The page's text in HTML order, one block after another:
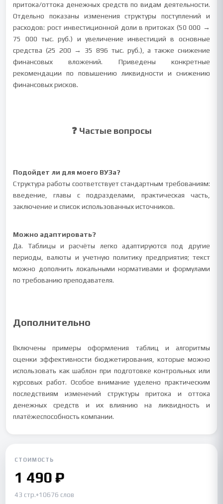
притока/оттока денежных средств по видам деятельности.
Отдельно показаны изменения структуры поступлений и
расходов: рост инвестиционной доли в притоках (50 000 →
75 000 тыс. руб.) и увеличение инвестиций в основные
средства (25 200 → 35 896 тыс. руб.), а также снижение
финансовых вложений. Приведены конкретные
рекомендации по повышению ликвидности и снижению
финансовых рисков.
❓ Частые вопросы
Подойдет ли для моего ВУЗа?
Структура работы соответствует стандартным требованиям:
введение, главы с подразделами, практическая часть,
заключение и список использованных источников.
Можно адаптировать?
Да. Таблицы и расчёты легко адаптируются под другие
периоды, валюты и учетную политику предприятия; текст
можно дополнить локальными нормативами и формулами
по требованию преподавателя.
Дополнительно
Включены примеры оформления таблиц и алгоритмы
оценки эффективности бюджетирования, которые можно
использовать как шаблон при подготовке контрольных или
курсовых работ. Особое внимание уделено практическим
последствиям изменений структуры притока и оттока
денежных средств и их влиянию на ликвидность и
платёжеспособность компании.
СТОИМОСТЬ
1 490 ₽
43 стр.•10676 слов